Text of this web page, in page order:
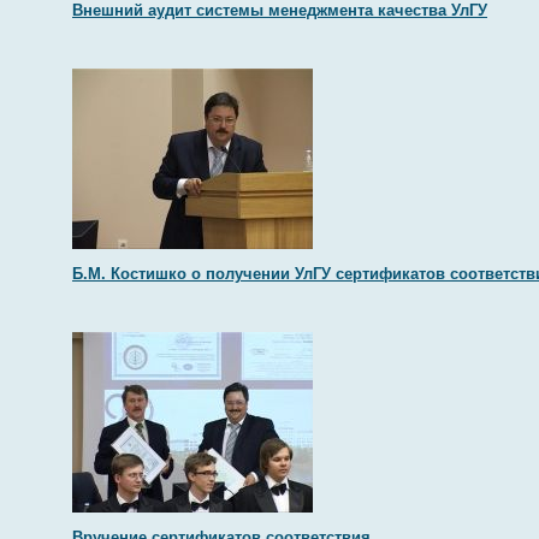
Внешний аудит системы менеджмента качества УлГУ
Б.М. Костишко о получении УлГУ сертификатов